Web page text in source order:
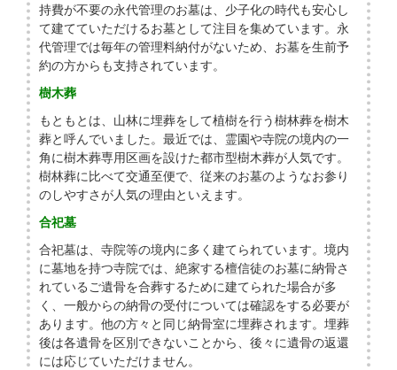
持費が不要の永代管理のお墓は、少子化の時代も安心し
て建てていただけるお墓として注目を集めています。永
代管理では毎年の管理料納付がないため、お墓を生前予
約の方からも支持されています。
樹木葬
もともとは、山林に埋葬をして植樹を行う樹林葬を樹木
葬と呼んでいました。最近では、霊園や寺院の境内の一
角に樹木葬専用区画を設けた都市型樹木葬が人気です。
樹林葬に比べて交通至便で、従来のお墓のようなお参り
のしやすさが人気の理由といえます。
合祀墓
合祀墓は、寺院等の境内に多く建てられています。境内
に墓地を持つ寺院では、絶家する檀信徒のお墓に納骨さ
れているご遺骨を合葬するために建てられた場合が多
く、一般からの納骨の受付については確認をする必要が
あります。他の方々と同じ納骨室に埋葬されます。埋葬
後は各遺骨を区別できないことから、後々に遺骨の返還
には応じていただけません。